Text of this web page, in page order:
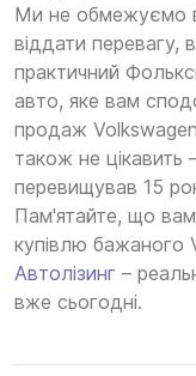
Ми не обмежуємо
віддати
практичний
авто, яке вам
продаж
також не цікавить
перевищував 15
Пам'ятайте, що вам
купівлю бажаного
Автолізинг –
вже сьогодні.